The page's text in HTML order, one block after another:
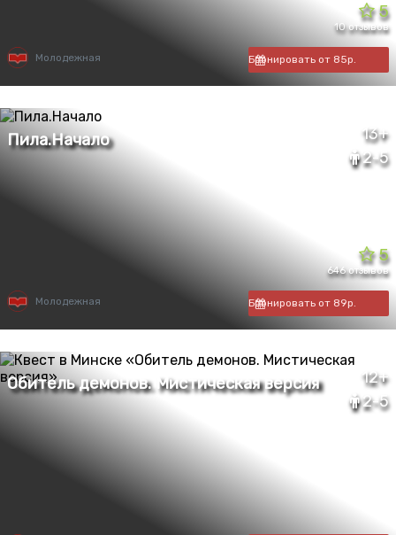
5
10 отзывов
Молодежная Бронировать от 85р.
13+
2-5
5
646 отзывов
Молодежная Бронировать от 89р.
12+
2-5